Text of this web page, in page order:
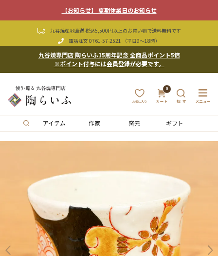
【お知らせ】 夏期休業日のお知らせ
九谷焼産地直送 税込5,500円以上のお買い物で送料無料です
電話注文 0761-57-2521 （平日9〜18時）
九谷焼専門店 陶らいふ15周年記念 全商品ポイント5倍
※ポイント付与には会員登録が必要です。
0
アイテム 作家 窯元 ギフト